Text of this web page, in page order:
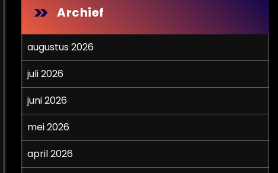
Archief
augustus 2026
juli 2026
juni 2026
mei 2026
april 2026